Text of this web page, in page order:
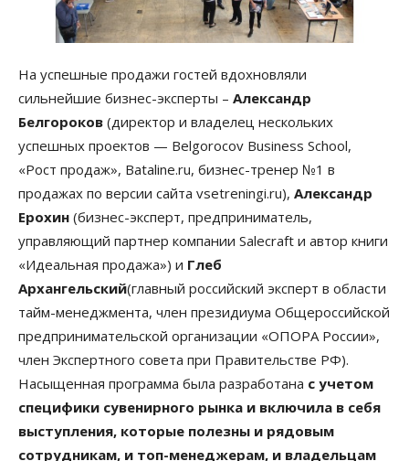
На успешные продажи гостей вдохновляли
сильнейшие бизнес-эксперты – Александр
Белгороков (директор и владелец нескольких
успешных проектов — Belgorocov Business School,
«Рост продаж», Bataline.ru, бизнес-тренер №1 в
продажах по версии сайта vsetreningi.ru), Александр
Ерохин (бизнес-эксперт, предприниматель,
управляющий партнер компании Salecraft и автор книги
«Идеальная продажа») и Глеб
Архангельский(главный российский эксперт в области
тайм-менеджмента, член президиума Общероссийской
предпринимательской организации «ОПОРА России»,
член Экспертного совета при Правительстве РФ).
Насыщенная программа была разработана с учетом
специфики сувенирного рынка и включила в себя
выступления, которые полезны и рядовым
сотрудникам, и топ-менеджерам, и владельцам